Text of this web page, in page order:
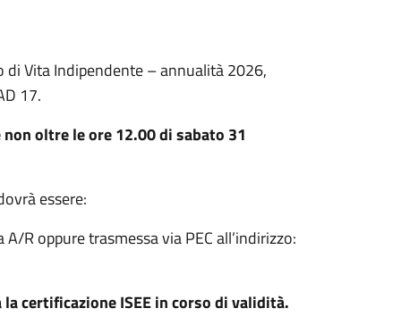
di Vita Indipendente – annualità 2026,
17.
oltre le ore 12.00 di sabato 31
essere:
R oppure trasmessa via PEC all’indirizzo:
certificazione ISEE in corso di validità.